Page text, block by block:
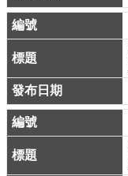
頁
常
見
問